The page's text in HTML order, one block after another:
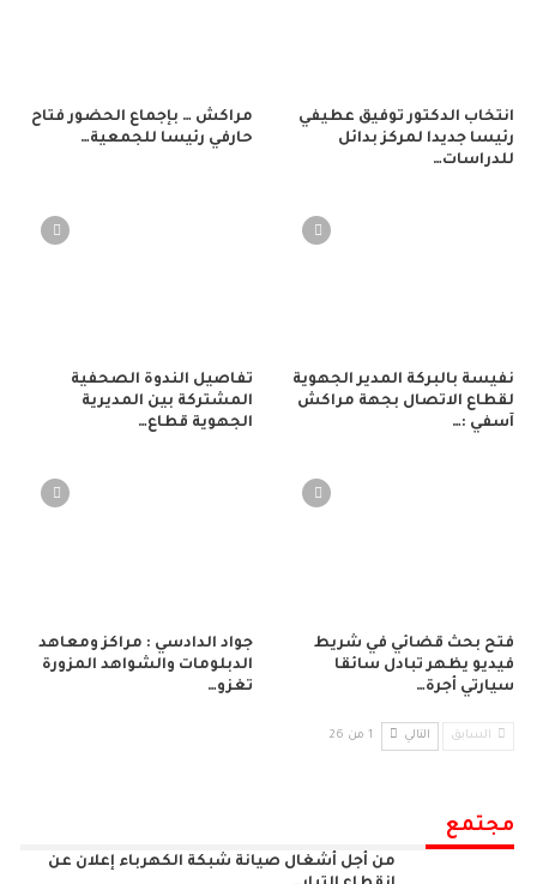
انتخاب الدكتور توفيق عطيفي
رئيسا جديدا لمركز بدائل
للدراسات…
مراكش … بإجماع الحضور فتاح
حارفي رئيسا للجمعية…
نفيسة بالبركة المدير الجهوية
لقطاع الاتصال بجهة مراكش
آسفي :…
تفاصيل الندوة الصحفية
المشتركة بين المديرية
الجهوية قطاع…
فتح بحث قضائي في شريط
فيديو يظهر تبادل سائقا
سيارتي أجرة…
جواد الدادسي : مراكز ومعاهد
الدبلومات والشواهد المزورة
تغزو…
السابق التالي 1 من 26
مجتمع
من أجل أشغال صيانة شبكة الكهرباء إعلان عن